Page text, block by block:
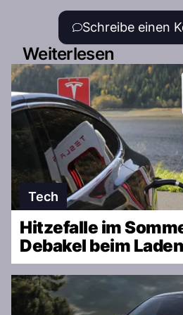
Schreibe einen
Weiterlesen
Tech
Hitzefalle im
Debakel beim Laden